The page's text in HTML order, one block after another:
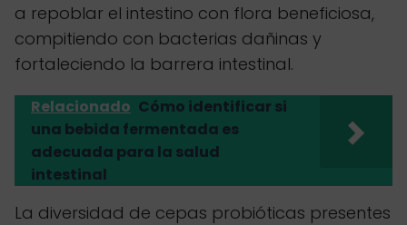
a repoblar el intestino con flora beneficiosa,
compitiendo con bacterias dañinas y
fortaleciendo la barrera intestinal.
Relacionado Cómo identificar si
una bebida fermentada es
adecuada para la salud
intestinal
La diversidad de cepas probióticas presentes